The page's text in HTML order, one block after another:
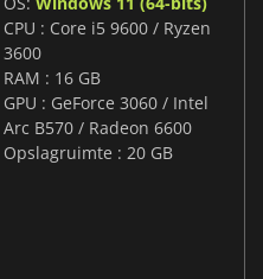
CPU : Core i5 9600 / Ryzen
3600
RAM : 16 GB
GPU : GeForce 3060 / Intel
Arc B570 / Radeon 6600
Opslagruimte : 20 GB